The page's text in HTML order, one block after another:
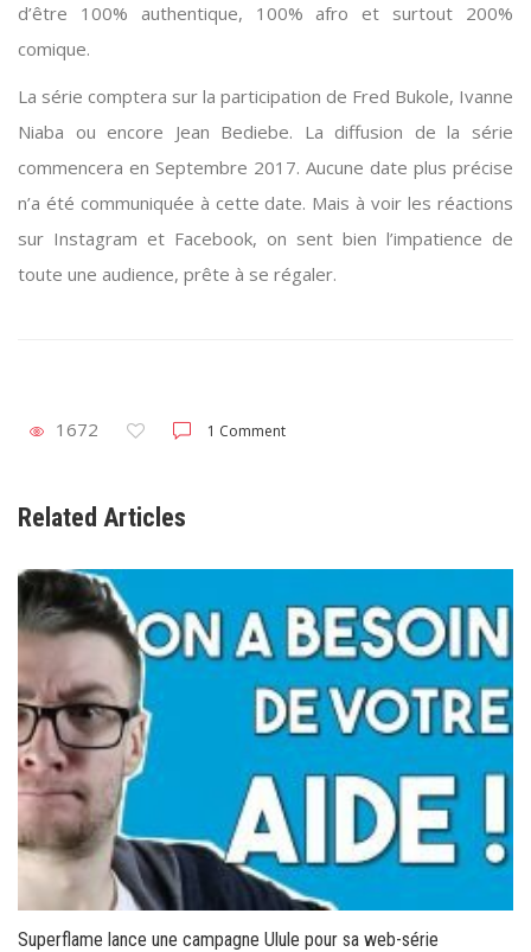
d’être 100% authentique, 100% afro et surtout 200%
comique.
La série comptera sur la participation de Fred Bukole, Ivanne
Niaba ou encore Jean Bediebe. La diffusion de la série
commencera en Septembre 2017. Aucune date plus précise
n’a été communiquée à cette date. Mais à voir les réactions
sur Instagram et Facebook, on sent bien l’impatience de
toute une audience, prête à se régaler.
1672 1 Comment
Related Articles
Superflame lance une campagne Ulule pour sa web-série